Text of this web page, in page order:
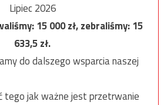
Lipiec 2026
15 000zł, zebraliśmy:15
633,5zł.
do dalszego wsparcia naszej
tego jak ważne jest przetrwanie